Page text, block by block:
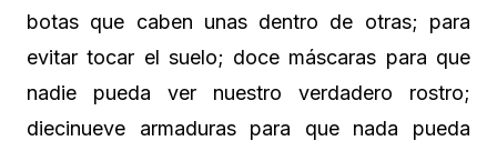
botas que caben unas dentro de otras; para
evitar tocar el suelo; doce máscaras para que
nadie pueda ver nuestro verdadero rostro;
diecinueve armaduras para que nada pueda